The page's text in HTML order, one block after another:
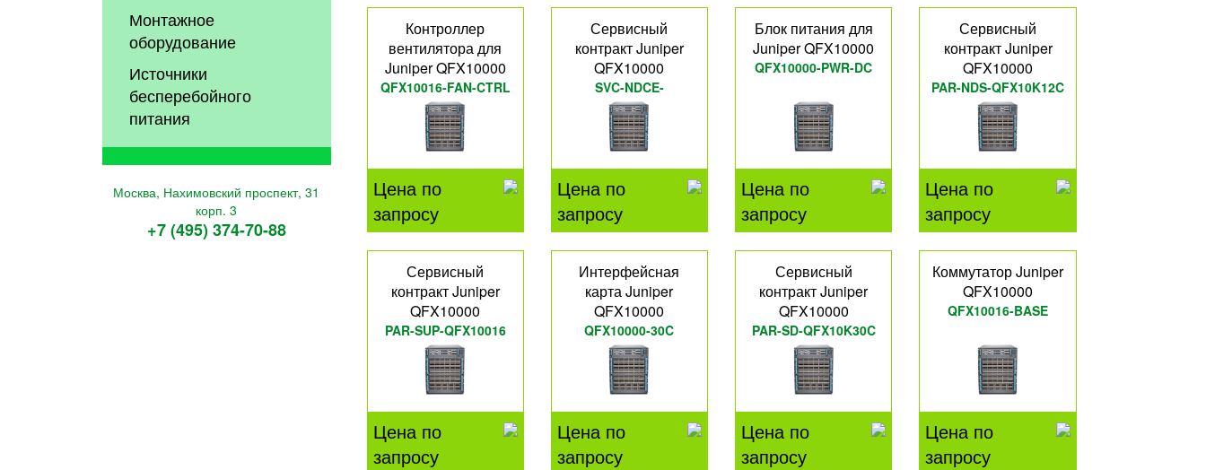
Монтажное
оборудование
Источники
бесперебойного
питания
Москва, Нахимовский проспект, 31
корп. 3
+7 (495) 374-70-88
Контроллер
вентилятора для
Juniper QFX10000
QFX10016-FAN-CTRL
Цена по
запросу
Сервисный
контракт Juniper
QFX10000
SVC-NDCE-
QFX10K60S
Цена по
запросу
Блок питания для
Juniper QFX10000
QFX10000-PWR-DC
Цена по
запросу
Сервисный
контракт Juniper
QFX10000
PAR-NDS-QFX10K12C
Цена по
запросу
Сервисный
контракт Juniper
QFX10000
PAR-SUP-QFX10016
Цена по
запросу
Интерфейсная
карта Juniper
QFX10000
QFX10000-30C
Цена по
запросу
Сервисный
контракт Juniper
QFX10000
PAR-SD-QFX10K30C
Цена по
запросу
Коммутатор Juniper
QFX10000
QFX10016-BASE
Цена по
запросу